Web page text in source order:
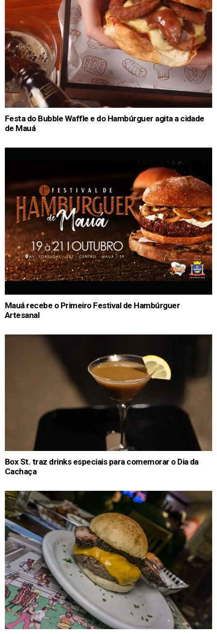
Festa do Bubble Waffle e do Hambúrguer agita a cidade
de Mauá
Mauá recebe o Primeiro Festival de Hambúrguer
Artesanal
Box St. traz drinks especiais para comemorar o Dia da
Cachaça